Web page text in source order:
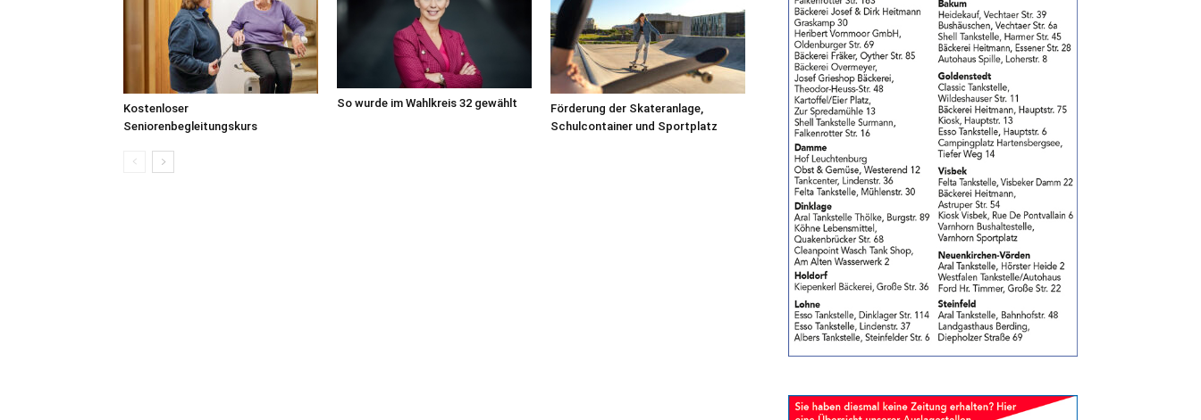
Kostenloser
Seniorenbegleitungskurs
So wurde im Wahlkreis 32 gewählt
Förderung der Skateranlage,
Schulcontainer und Sportplatz